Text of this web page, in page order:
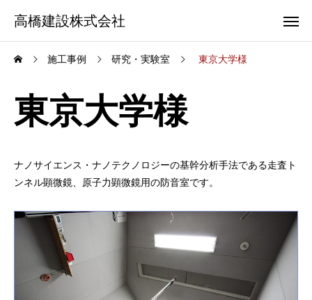
高橋建設株式会社
施工事例 研究・実験室 東京大学様
東京大学様
ナノサイエンス・ナノテクノロジーの基幹分析手法である走査ト
ンネル顕微鏡、原子力顕微鏡用の防音室です。